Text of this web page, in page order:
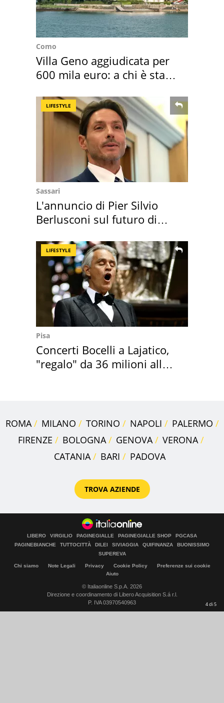
4di5
Como
Villa Geno aggiudicata per
600 mila euro: a chi è stata
LIFESTYLE
Sassari
L'annuncio di Pier Silvio
Berlusconi sul futuro di
LIFESTYLE
Pisa
Concerti Bocelli a Lajatico,
"regalo" da 36 milioni alla
ROMA MILANO TORINO NAPOLI
PALERMO
FIRENZE
BOLOGNA GENOVA
VERONA
CATANIA
BARI PADOVA
TROVA AZIENDE
LIBERO VIRGILIO PAGINEGIALLE PAGINEGIALLE SHOP
PGCASA
PAGINEBIANCHE
TUTTOCITTÀ DILEI SIVIAGGIA QUIFINANZA
BUONISSIMO
SUPEREVA
Chi siamo Note Legali Privacy Cookie Policy
Preferenze sui cookie
Aiuto
© Italiaonline S.p.A. 2026
Direzione e coordinamento di Libero Acquisition S.á r.l.
P. IVA 03970540963